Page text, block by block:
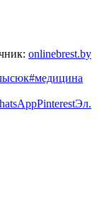
onlinebrest.by
#медицина
PinterestЭл.